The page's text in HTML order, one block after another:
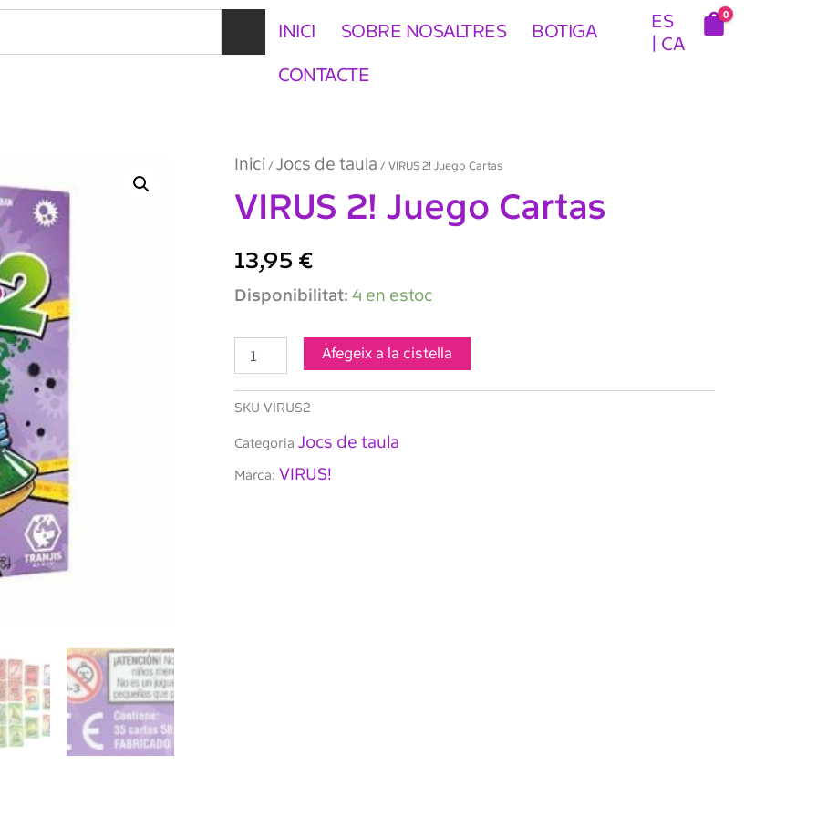
INICI SOBRE NOSALTRES
BOTIGA
CONTACTE
ES
CA
0
Inici / Jocs de taula / VIRUS 2! Juego Cartas
VIRUS 2! Juego Cartas
13,95 €
Disponibilitat: 4 en estoc
quantitat
Juego
Afegeix a la cistella
SKU VIRUS2
Categoria Jocs de taula
Marca: VIRUS!